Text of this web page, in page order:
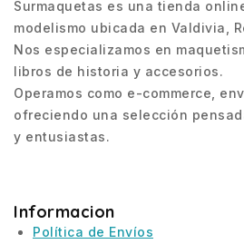
Surmaquetas es una tienda
modelismo ubicada en Valdivia,
Nos especializamos en
libros de historia y accesorios.
Operamos como e-commerce,
ofreciendo una selección
y entusiastas.
Informacion
Política de Envíos